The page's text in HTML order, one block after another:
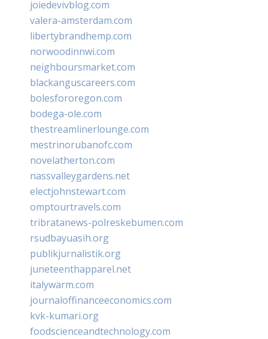
joiedevivblog.com
valera-amsterdam.com
libertybrandhemp.com
norwoodinnwi.com
neighboursmarket.com
blackanguscareers.com
bolesfororegon.com
bodega-ole.com
thestreamlinerlounge.com
mestrinorubanofc.com
novelatherton.com
nassvalleygardens.net
electjohnstewart.com
omptourtravels.com
tribratanews-polreskebumen.com
rsudbayuasih.org
publikjurnalistik.org
juneteenthapparel.net
italywarm.com
journaloffinanceeconomics.com
kvk-kumari.org
foodscienceandtechnology.com